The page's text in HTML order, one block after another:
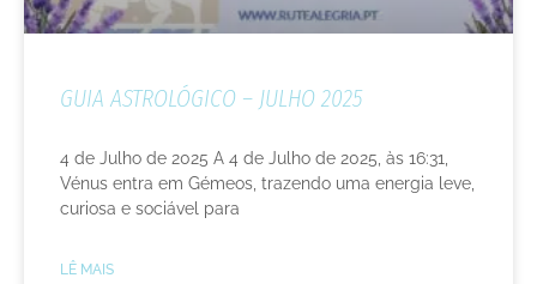
GUIA ASTROLÓGICO – JULHO 2025
4 de Julho de 2025 A 4 de Julho de 2025, às 16:31,
Vénus entra em Gémeos, trazendo uma energia leve,
curiosa e sociável para
LÊ MAIS